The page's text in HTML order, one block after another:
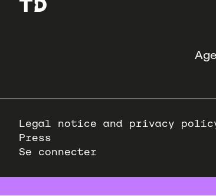
Pied
de
page
Legal notice and privacy
Press
Se connecter